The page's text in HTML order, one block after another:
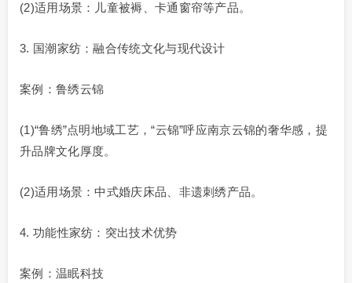
(2)适用场景：儿童被褥、卡通窗帘等产品。
3. 国潮家纺：融合传统文化与现代设计
案例：鲁绣云锦
(1)“鲁绣”点明地域工艺，“云锦”呼应南京云锦的奢华感，提
升品牌文化厚度。
(2)适用场景：中式婚庆床品、非遗刺绣产品。
4. 功能性家纺：突出技术优势
案例：温眠科技